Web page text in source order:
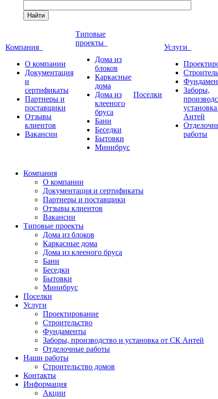
Найти
Компания
О компании
Документация
и
сертификаты
Партнеры и
поставщики
Отзывы
клиентов
Вакансии
Типовые
проекты
Дома из
блоков
Каркасные
дома
Дома из
клееного
бруса
Бани
Беседки
Бытовки
Минибрус
Поселки
Услуги
Заборы,
Антей
работы
Компания
О компании
Документация и сертификаты
Партнеры и поставщики
Отзывы клиентов
Вакансии
Типовые проекты
Дома из блоков
Каркасные дома
Дома из клееного бруса
Бани
Беседки
Бытовки
Минибрус
Поселки
Услуги
Проектирование
Строительство
Фундаменты
Заборы, производство и установка от СК Антей
Отделочные работы
Наши работы
Строительство домов
Контакты
Информация
Акции